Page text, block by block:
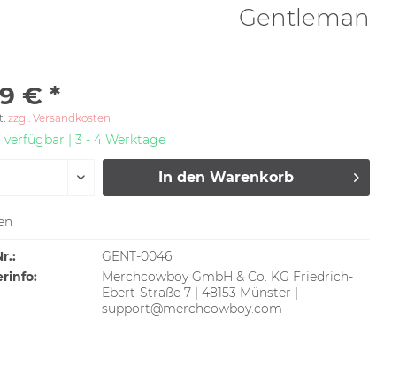
Gentleman
€ *
zzgl. Versandkosten
verfügbar | 3 - 4 Werktage
In den Warenkorb
GENT-0046
Merchcowboy GmbH & Co. KG Friedrich-
Ebert-Straße 7 | 48153 Münster |
support@merchcowboy.com